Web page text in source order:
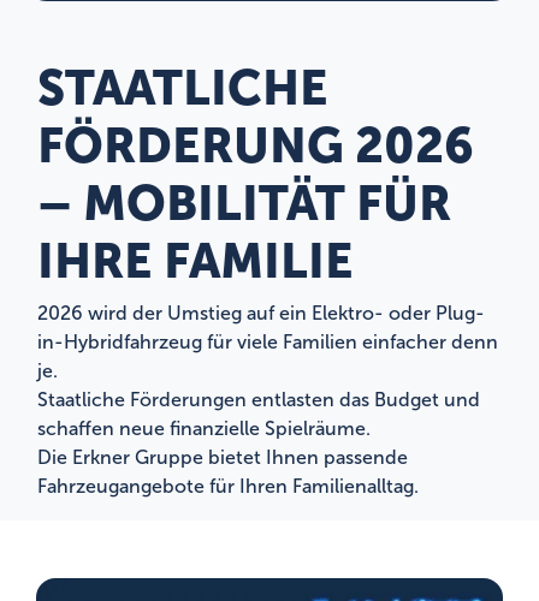
STAATLICHE
FÖRDERUNG 2026
– MOBILITÄT FÜR
IHRE FAMILIE
2026 wird der Umstieg auf ein Elektro- oder Plug-
in-Hybridfahrzeug für viele Familien einfacher denn
je.
Staatliche Förderungen entlasten das Budget und
schaffen neue finanzielle Spielräume.
Die Erkner Gruppe bietet Ihnen passende
Fahrzeugangebote für Ihren Familienalltag.